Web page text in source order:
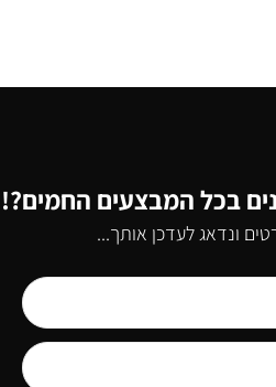
בכל המבצעים החמים?!
ונדאג לעדכן אותך...